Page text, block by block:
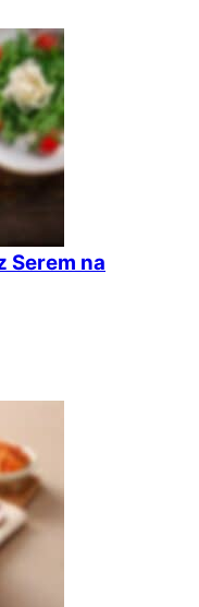
Serem na